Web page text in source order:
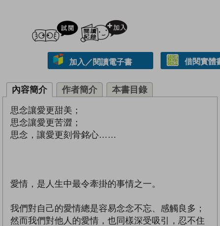
試閲
加入／閱讀電子書 借閱實體
內容簡介 作者簡介 本書目錄
思念讓愛更甜美；
思念讓愛更苦澀；
思念，讓愛更刻骨銘心……
愛情，是人生中最令牽掛的事情之一。
我們對自己的愛情總是容易念念不忘、感觸良多；
然而我們對他人的愛情，也同樣深受吸引，忍不住